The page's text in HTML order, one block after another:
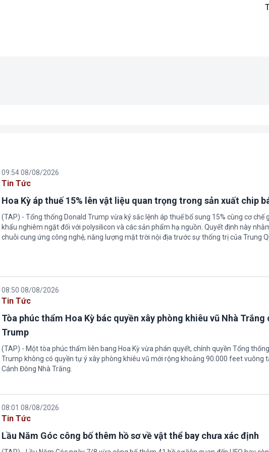
09:54 08/08/2026
Tin Tức
Hoa Kỳ áp thuế 15% lên vật liệu quan trọng trong sản xuất chip
(TAP) - Tổng thống Donald Trump vừa ký sắc lệnh áp thuế bổ sung 15% cùng cơ chế
khẩu nghiêm ngặt đối với polysilicon và các sản phẩm hạ nguồn. Quyết định này
chuỗi cung ứng công nghệ, năng lượng mặt trời nội địa trước sự thống trị của Trung
08:50 08/08/2026
Tin Tức
Tòa phúc thẩm Hoa Kỳ bác quyền xây phòng khiêu vũ Nhà Trắng
Trump
(TAP) - Một tòa phúc thẩm liên bang Hoa Kỳ vừa phán quyết, chính quyền Tổng
Trump không có quyền tự ý xây phòng khiêu vũ mới rộng khoảng 90.000 feet vuông
Cánh Đông Nhà Trắng.
08:01 08/08/2026
Tin Tức
Lầu Năm Góc công bố thêm hồ sơ về vật thể bay chưa xác định